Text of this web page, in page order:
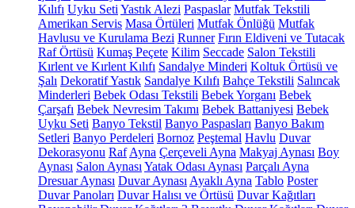
Kılıfı Uyku Seti Yastık Alezi Paspaslar Mutfak Tekstili
Amerikan Servis Masa Örtüleri Mutfak Önlüğü Mutfak
Havlusu ve Kurulama Bezi Runner Fırın Eldiveni ve Tutacak
Raf Örtüsü Kumaş Peçete Kilim Seccade Salon Tekstili
Kırlent ve Kırlent Kılıfı Sandalye Minderi Koltuk Örtüsü ve
Şalı Dekoratif Yastık Sandalye Kılıfı Bahçe Tekstili Salıncak
Minderleri Bebek Odası Tekstili Bebek Yorganı Bebek
Çarşafı Bebek Nevresim Takımı Bebek Battaniyesi Bebek
Uyku Seti Banyo Tekstil Banyo Paspasları Banyo Bakım
Setleri Banyo Perdeleri Bornoz Peştemal Havlu Duvar
Dekorasyonu Raf Ayna Çerçeveli Ayna Makyaj Aynası Boy
Aynası Salon Aynası Yatak Odası Aynası Parçalı Ayna
Dresuar Aynası Duvar Aynası Ayaklı Ayna Tablo Poster
Duvar Panoları Duvar Halısı ve Örtüsü Duvar Kağıtları